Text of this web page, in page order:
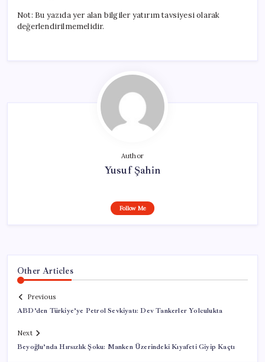
Not: Bu yazıda yer alan bilgiler yatırım tavsiyesi olarak
değerlendirilmemelidir.
Author
Yusuf Şahin
Follow Me
Other Articles
Previous
ABD’den Türkiye’ye Petrol Sevkiyatı: Dev Tankerler Yolculukta
Next
Beyoğlu’nda Hırsızlık Şoku: Manken Üzerindeki Kıyafeti Giyip Kaçtı